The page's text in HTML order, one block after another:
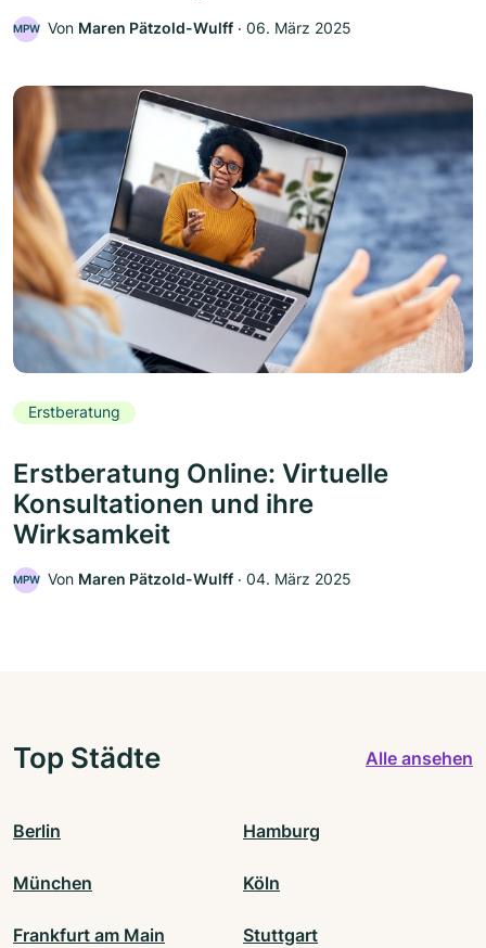
MPW Von Maren Pätzold-Wulff ‧ 06. März 2025
Erstberatung
Erstberatung Online: Virtuelle
Konsultationen und ihre
Wirksamkeit
MPW Von Maren Pätzold-Wulff ‧ 04. März 2025
Top Städte Alle ansehen
Berlin Hamburg
München Köln
Frankfurt am Main Stuttgart